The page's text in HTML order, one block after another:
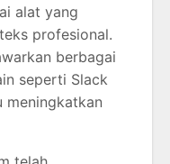
alat yang
profesional.
berbagai
seperti Slack
meningkatkan